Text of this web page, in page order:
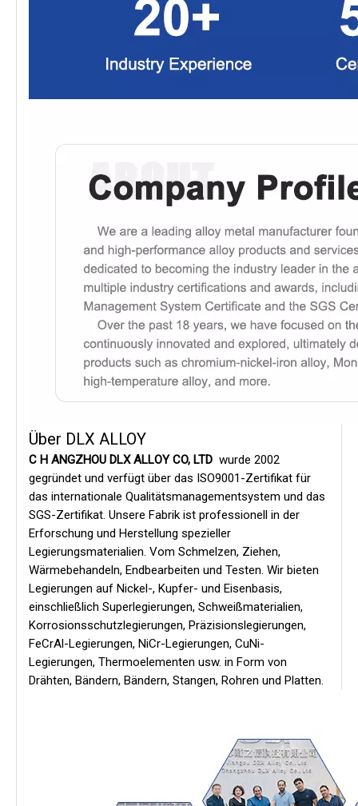
Über DLX ALLOY
C H ANGZHOU DLX ALLOY CO, LTD wurde 2002
gegründet und verfügt über das ISO9001-Zertifikat für
das internationale Qualitätsmanagementsystem und das
SGS-Zertifikat. Unsere Fabrik ist professionell in der
Erforschung und Herstellung spezieller
Legierungsmaterialien. Vom Schmelzen, Ziehen,
Wärmebehandeln, Endbearbeiten und Testen. Wir bieten
Legierungen auf Nickel-, Kupfer- und Eisenbasis,
einschließlich Superlegierungen, Schweißmaterialien,
Korrosionsschutzlegierungen, Präzisionslegierungen,
FeCrAl-Legierungen, NiCr-Legierungen, CuNi-
Legierungen, Thermoelementen usw. in Form von
Drähten, Bändern, Bändern, Stangen, Rohren und Platten.